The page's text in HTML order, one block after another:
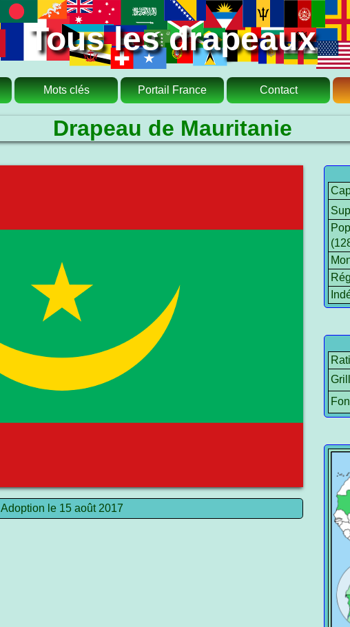
Tous les drapeaux
Mots clés Portail France Contact
Drapeau de Mauritanie
Adoption le 15 août 2017